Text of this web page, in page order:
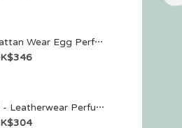
韓國 Tamburins Rattan Wear Egg Perfume Beige 藤編香氛蛋形香水配件（米色）
韓國 TAMBURINS - Leatherwear Perfume Night